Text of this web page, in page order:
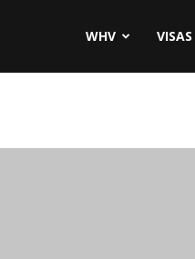
WHV VISAS